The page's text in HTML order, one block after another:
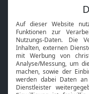
Neuigkeiten